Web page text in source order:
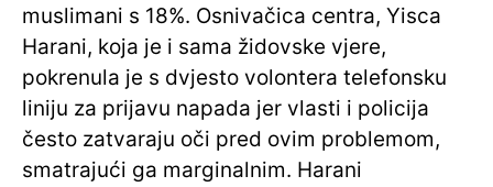
muslimani s 18%. Osnivačica centra, Yisca
Harani, koja je i sama židovske vjere,
pokrenula je s dvjesto volontera telefonsku
liniju za prijavu napada jer vlasti i policija
često zatvaraju oči pred ovim problemom,
smatrajući ga marginalnim. Harani